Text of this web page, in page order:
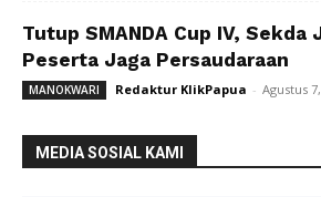
Tutup SMANDA Cup IV, Sekda
Peserta Jaga Persaudaraan
MANOKWARI Redaktur KlikPapua - Agustus
MEDIA SOSIAL KAMI